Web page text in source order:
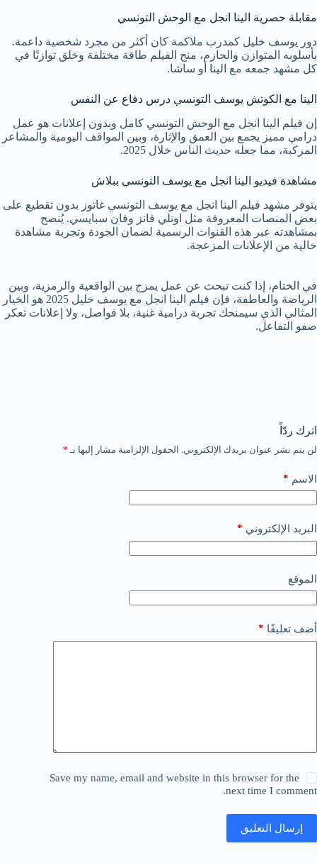
مقابلة حصرية الينا انجل مع الوحش التونسي
دور يوسف خليل كمدرب ملاكمة كان أكثر من مجرد شخصية داعمة.
بأسلوبه المتوازن والحازم، منح الفيلم طاقة مختلفة وخلق توازنًا في
كل مشهد جمعه مع الينا أو ساشا.
الينا مع الكوتش يوسف التونسي درس دفاع عن النفس
إن فيلم الينا انجل مع الوحش التونسي كامل وبدون إعلانات هو عمل
درامي مميز يجمع بين العمق والإثارة، وبين المواقف اليومية والمشاعر
المركبة، مما جعله حديث الناس خلال 2025.
مشاهدة فيديو الينا انجل مع يوسف التونسي ببلاش
يتوفر مشهد فيلم الينا انجل مع يوسف التونسي غاتوز بدون تقطيع على
بعض المنصات المعروفة مثل اونلي فانز وفان سبايسي. يُنصح
بمشاهدته عبر هذه القنوات الرسمية لضمان الجودة وتجربة مشاهدة
خالية من الإعلانات المزعجة.
في الختام، إذا كنت تبحث عن عمل يمزج بين الواقعية والرمزية، وبين
الرياضة والعاطفة، فإن فيلم الينا انجل مع يوسف خليل 2025 هو الخيار
المثالي الذي سيمنحك تجربة درامية غنية، بلا فواصل، ولا إعلانات تعكر
صفو التفاعل.
اترك ردّاً
لن يتم نشر عنوان بريدك الإلكتروني. الحقول الإلزامية مشار إليها بـ *
الاسم *
البريد الإلكتروني *
الموقع
أضف تعليقًا *
Save my name, email and website in this browser for the
next time I comment.
إرسال التعليق